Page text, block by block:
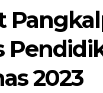
2023